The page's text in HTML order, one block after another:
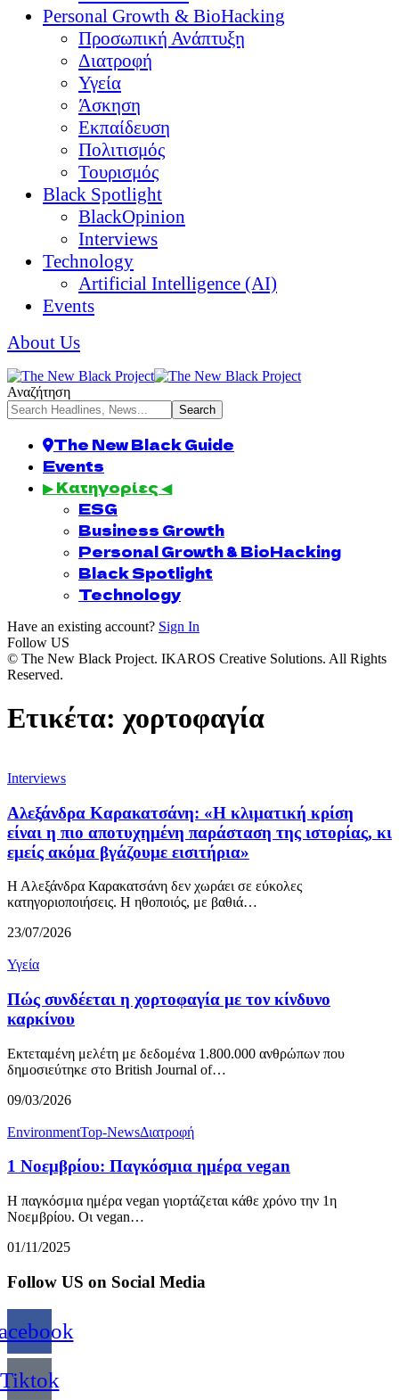
Personal Growth & BioHacking
Προσωπική Ανάπτυξη
Διατροφή
Υγεία
Άσκηση
Εκπαίδευση
Πολιτισμός
Τουρισμός
Black Spotlight
BlackOpinion
Interviews
Technology
Artificial Intelligence (AI)
Events
About Us
Αναζήτηση
The New Black Guide
Events
▶ Κατηγορίες ◀
ESG
Business Growth
Personal Growth & BioHacking
Black Spotlight
Technology
Have an existing account? Sign In
Follow US
© The New Black Project. IKAROS Creative Solutions. All Rights
Reserved.
Ετικέτα: χορτοφαγία
Interviews
Αλεξάνδρα Καρακατσάνη: «Η κλιματική κρίση
είναι η πιο αποτυχημένη παράσταση της ιστορίας, κι
εμείς ακόμα βγάζουμε εισιτήρια»
Η Αλεξάνδρα Καρακατσάνη δεν χωράει σε εύκολες
κατηγοριοποιήσεις. Η ηθοποιός, με βαθιά…
23/07/2026
Υγεία
Πώς συνδέεται η χορτοφαγία με τον κίνδυνο
καρκίνου
Εκτεταμένη μελέτη με δεδομένα 1.800.000 ανθρώπων που
δημοσιεύτηκε στο British Journal of…
09/03/2026
EnvironmentTop-NewsΔιατροφή
1 Νοεμβρίου: Παγκόσμια ημέρα vegan
Η παγκόσμια ημέρα vegan γιορτάζεται κάθε χρόνο την 1η
Νοεμβρίου. Οι vegan…
01/11/2025
Follow US on Social Media
Tiktok